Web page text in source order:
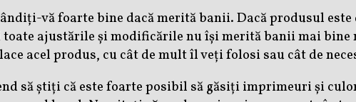
vă foarte bine dacă merită banii. Dacă produsul este
toate ajustările și modificările nu își merită banii mai
acel produs, cu cât de mult îl veți folosi sau cât de
să știți că este foarte posibil să găsiți imprimeuri și